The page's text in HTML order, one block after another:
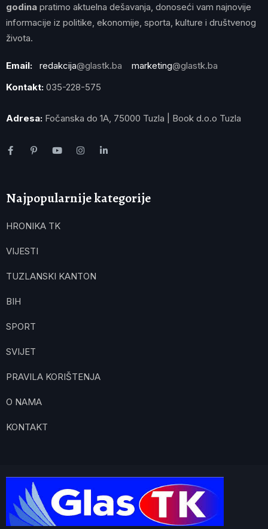
godina pratimo aktuelna dešavanja, donoseći vam najnovije
informacije iz politike, ekonomije, sporta, kulture i društvenog
života.
Email: redakcija@glastk.ba marketing@glastk.ba
Kontakt: 035-228-575
Adresa: Fočanska do 1A, 75000 Tuzla | Book d.o.o Tuzla
Najpopularnije kategorije
HRONIKA TK
VIJESTI
TUZLANSKI KANTON
BIH
SPORT
SVIJET
PRAVILA KORIŠTENJA
O NAMA
KONTAKT